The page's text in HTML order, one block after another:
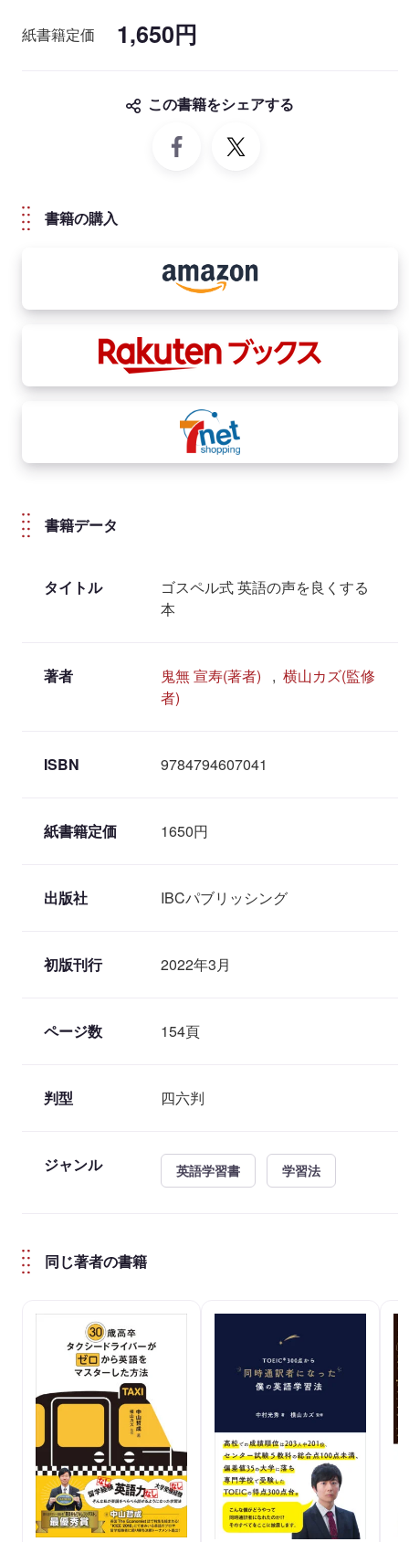
ング力もさらに向上する、同時通訳のプロも納得のトレーニング
合わせて、楽しくプロの指導を受けることができます。「発音は
ある程度マスターしたけど、何かが違う…」と悩む学習者にオス
紙書籍定価 1,650円
この書籍をシェアする
書籍の購入
書籍データ
タイトル
ゴスペル式 英語の声を良くする
本
著者 鬼無 宣寿(著者) , 横山カズ(監修
者)
ISBN 9784794607041
紙書籍定価 1650円
出版社 IBCパブリッシング
初版刊行 2022年3月
ページ数 154頁
判型 四六判
ジャンル 英語学習書 学習法
同じ著者の書籍